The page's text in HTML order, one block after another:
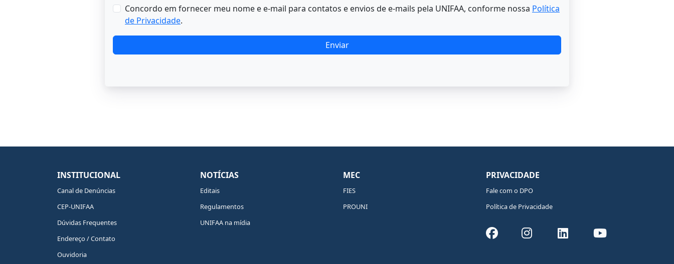
Concordo em fornecer meu nome e e-mail para contatos e envios de e-mails pela UNIFAA, conforme nossa Política
de Privacidade.
Enviar
INSTITUCIONAL
Canal de Denúncias
CEP-UNIFAA
Dúvidas Frequentes
Endereço / Contato
Ouvidoria
NOTÍCIAS
Editais
Regulamentos
UNIFAA na mídia
MEC
FIES
PROUNI
PRIVACIDADE
Fale com o DPO
Política de Privacidade